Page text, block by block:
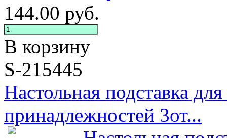
144.00 руб.
В корзину
S-215445
Настольная подставка
принадлежностей 3от...